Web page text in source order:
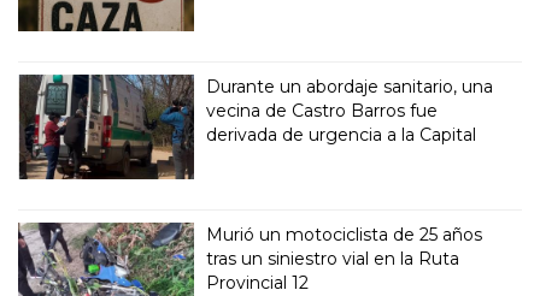
Durante un abordaje sanitario, una
vecina de Castro Barros fue
derivada de urgencia a la Capital
Murió un motociclista de 25 años
tras un siniestro vial en la Ruta
Provincial 12